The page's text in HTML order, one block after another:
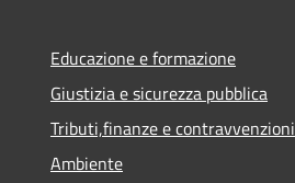
Educazione e formazione
Giustizia e sicurezza pubblica
Tributi,finanze e contravvenzioni
Ambiente